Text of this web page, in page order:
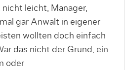
nicht leicht, Manager,
gar Anwalt in eigener
wollten doch einfach
das nicht der Grund, ein
oder